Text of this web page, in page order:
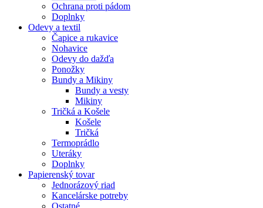
Ochrana proti pádom
Doplnky
Odevy a textil
Čapice a rukavice
Nohavice
Odevy do dažďa
Ponožky
Bundy a Mikiny
Bundy a vesty
Mikiny
Tričká a Košele
Košele
Tričká
Termoprádlo
Uteráky
Doplnky
Papierenský tovar
Jednorázový riad
Kancelárske potreby
Ostatné